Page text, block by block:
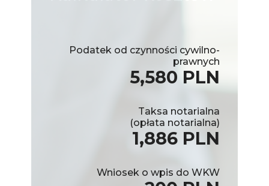
Podatek od czynności cywilno-
prawnych
5,580 PLN
Taksa notarialna
(opłata notarialna)
1,886 PLN
Wniosek o wpis do WKW